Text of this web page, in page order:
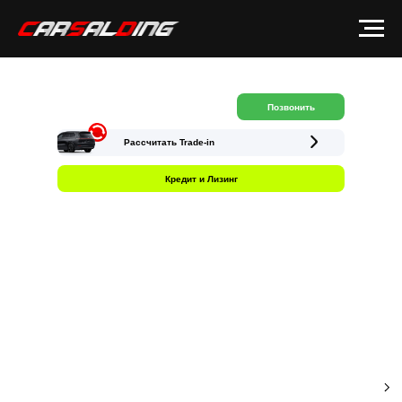
Рассчитать Trade-in
Кредит и Лизинг
Позвонить